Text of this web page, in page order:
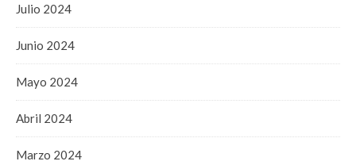
Julio 2024
Junio 2024
Mayo 2024
Abril 2024
Marzo 2024